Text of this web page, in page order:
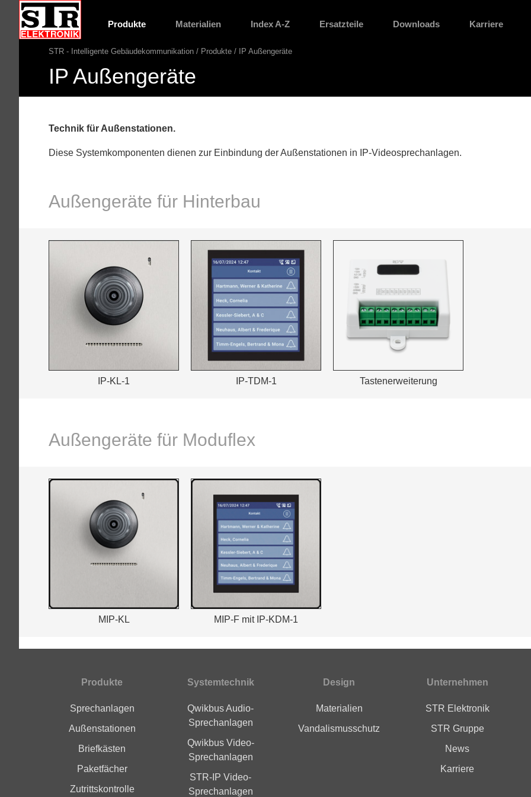
direkt
Website
Hauptnavigation
Produkte Materialien Index A-Z Ersatzteile Downloads Karriere
STR - Intelligente Gebäudekommunikation Produkte IP Außengeräte
IP Außengeräte
Technik für Außenstationen.
Diese Systemkomponenten dienen zur Einbindung der Außenstationen in IP-Videosprechanlagen.
Außengeräte für Hinterbau
IP-KL-1 IP-TDM-1 Tastenerweiterung
Außengeräte für Moduflex
MIP-KL MIP-F mit IP-KDM-1
Produkte
Sprechanlagen
Außenstationen
Briefkästen
Paketfächer
Zutrittskontrolle
Systemtechnik
Qwikbus Audio-
Sprechanlagen
Qwikbus Video-
Sprechanlagen
STR-IP Video-
Sprechanlagen
Design
Materialien
Vandalismusschutz
Unternehmen
STR Elektronik
STR Gruppe
News
Karriere